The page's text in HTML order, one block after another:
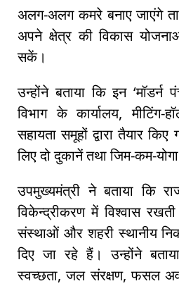
अलग-अलग कमरे बनाए जाएंगे
अपने क्षेत्र की विकास
सकें।
उन्होंने बताया कि इन ‘मॉडर्न
विभाग के कार्यालय, मीटिंग-
सहायता समूहों द्वारा तैयार
लिए दो दुकानें तथा जिम-कम-
उपमुख्यमंत्री ने बताया कि
विकेन्द्रीकरण में विश्वास
संस्थाओं और शहरी स्थानीय
दिए जा रहे हैं। उन्होंने
स्वच्छता, जल संरक्षण, फसल